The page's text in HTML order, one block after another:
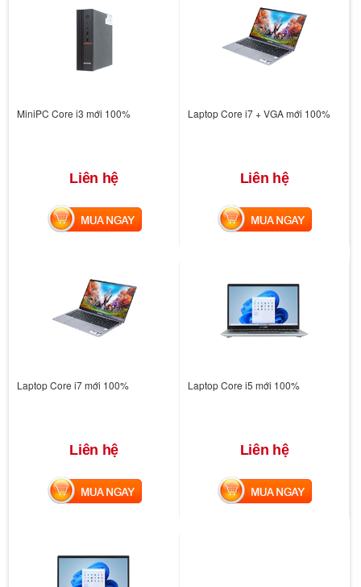
MiniPC Core i3 mới 100%
Liên hệ
MUA NGAY
Laptop Core i7 + VGA mới 100%
Liên hệ
MUA NGAY
Laptop Core i7 mới 100%
Liên hệ
MUA NGAY
Laptop Core i5 mới 100%
Liên hệ
MUA NGAY